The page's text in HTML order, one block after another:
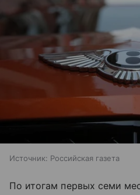
Источник: Российская газета
По итогам первых семи